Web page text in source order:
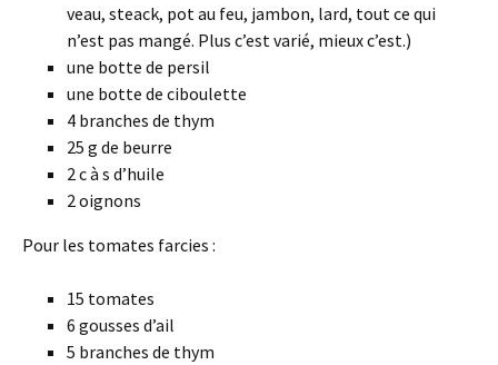
veau, steack, pot au feu, jambon, lard, tout ce qui
n’est pas mangé. Plus c’est varié, mieux c’est.)
une botte de persil
une botte de ciboulette
4 branches de thym
25 g de beurre
2 c à s d’huile
2 oignons
Pour les tomates farcies :
15 tomates
6 gousses d’ail
5 branches de thym